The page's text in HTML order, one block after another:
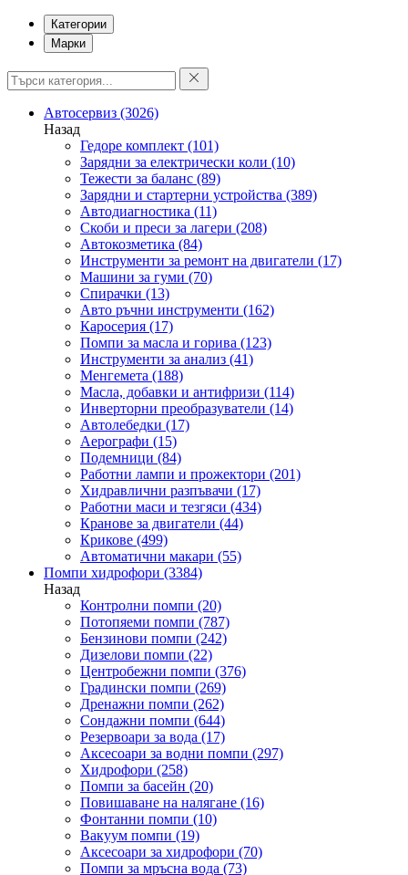
Категории
Марки
Автосервиз (3026)
Назад
Гедоре комплект (101)
Зарядни за електрически коли (10)
Тежести за баланс (89)
Зарядни и стартерни устройства (389)
Автодиагностика (11)
Скоби и преси за лагери (208)
Автокозметика (84)
Инструменти за ремонт на двигатели (17)
Машини за гуми (70)
Спирачки (13)
Авто ръчни инструменти (162)
Каросерия (17)
Помпи за масла и горива (123)
Инструменти за анализ (41)
Менгемета (188)
Масла, добавки и антифризи (114)
Инверторни преобразуватели (14)
Автолебедки (17)
Аерографи (15)
Подемници (84)
Работни лампи и прожектори (201)
Хидравлични разпъвачи (17)
Работни маси и тезгяси (434)
Кранове за двигатели (44)
Крикове (499)
Автоматични макари (55)
Помпи хидрофори (3384)
Назад
Контролни помпи (20)
Потопяеми помпи (787)
Бензинови помпи (242)
Дизелови помпи (22)
Центробежни помпи (376)
Градински помпи (269)
Дренажни помпи (262)
Сондажни помпи (644)
Резервоари за вода (17)
Аксесоари за водни помпи (297)
Хидрофори (258)
Помпи за басейн (20)
Повишаване на налягане (16)
Фонтанни помпи (10)
Вакуум помпи (19)
Аксесоари за хидрофори (70)
Помпи за мръсна вода (73)